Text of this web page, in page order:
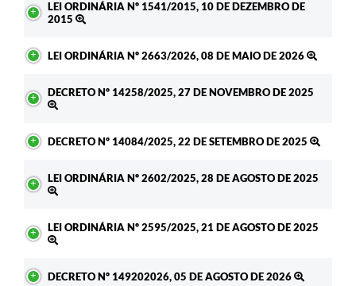
LEI ORDINÁRIA Nº 1541/2015, 10 DE DEZEMBRO DE
2015
LEI ORDINÁRIA Nº 2663/2026, 08 DE MAIO DE 2026
DECRETO Nº 14258/2025, 27 DE NOVEMBRO DE 2025
DECRETO Nº 14084/2025, 22 DE SETEMBRO DE 2025
LEI ORDINÁRIA Nº 2602/2025, 28 DE AGOSTO DE 2025
LEI ORDINÁRIA Nº 2595/2025, 21 DE AGOSTO DE 2025
DECRETO Nº 149202026, 05 DE AGOSTO DE 2026